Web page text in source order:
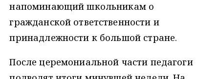
напоминающий школьникам о
гражданской ответственности и
принадлежности к большой стране.
После церемониальной части педагоги